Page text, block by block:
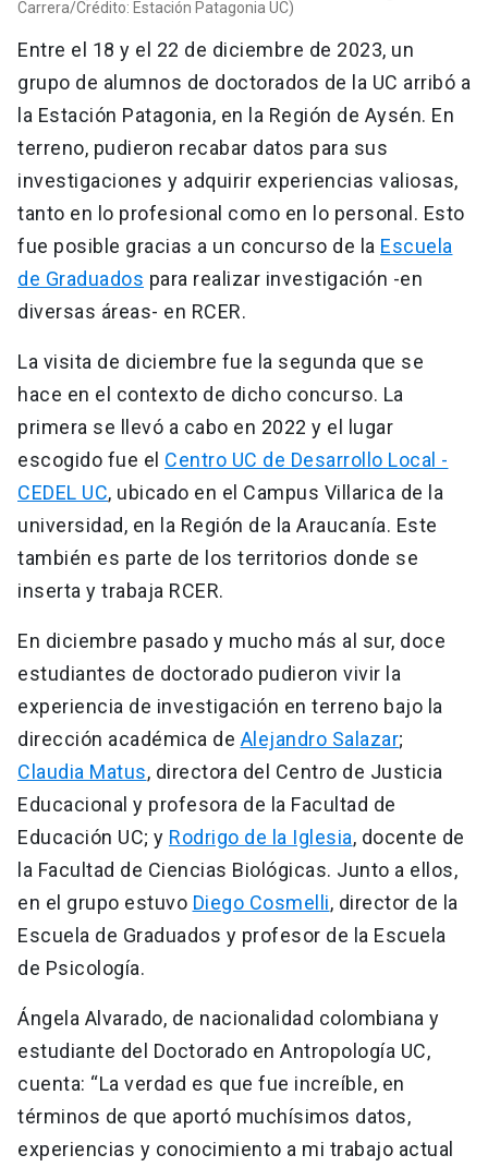
Carrera/Crédito: Estación Patagonia UC)
Entre el 18 y el 22 de diciembre de 2023, un
grupo de alumnos de doctorados de la UC arribó a
la Estación Patagonia, en la Región de Aysén. En
terreno, pudieron recabar datos para sus
investigaciones y adquirir experiencias valiosas,
tanto en lo profesional como en lo personal. Esto
fue posible gracias a un concurso de la Escuela
de Graduados para realizar investigación -en
diversas áreas- en RCER.
La visita de diciembre fue la segunda que se
hace en el contexto de dicho concurso. La
primera se llevó a cabo en 2022 y el lugar
escogido fue el Centro UC de Desarrollo Local -
CEDEL UC, ubicado en el Campus Villarica de la
universidad, en la Región de la Araucanía. Este
también es parte de los territorios donde se
inserta y trabaja RCER.
En diciembre pasado y mucho más al sur, doce
estudiantes de doctorado pudieron vivir la
experiencia de investigación en terreno bajo la
dirección académica de Alejandro Salazar;
Claudia Matus, directora del Centro de Justicia
Educacional y profesora de la Facultad de
Educación UC; y Rodrigo de la Iglesia, docente de
la Facultad de Ciencias Biológicas. Junto a ellos,
en el grupo estuvo Diego Cosmelli, director de la
Escuela de Graduados y profesor de la Escuela
de Psicología.
Ángela Alvarado, de nacionalidad colombiana y
estudiante del Doctorado en Antropología UC,
cuenta: “La verdad es que fue increíble, en
términos de que aportó muchísimos datos,
experiencias y conocimiento a mi trabajo actual